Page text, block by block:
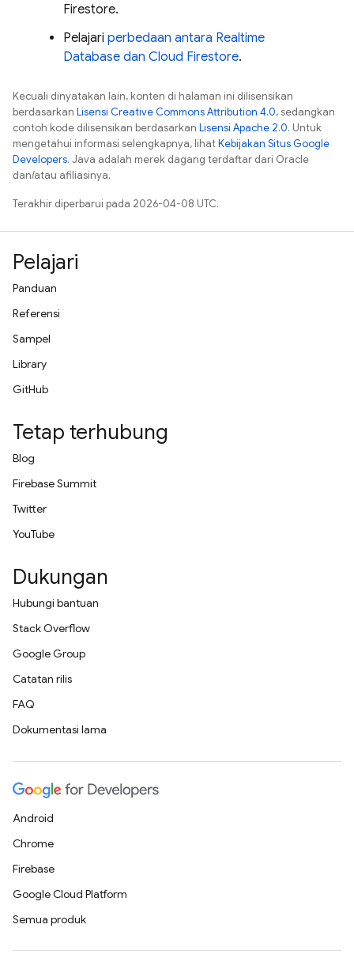
Firestore.
Pelajari perbedaan antara Realtime
Database dan Cloud Firestore.
Kecuali dinyatakan lain, konten di halaman ini dilisensikan
berdasarkan Lisensi Creative Commons Attribution 4.0, sedangkan
contoh kode dilisensikan berdasarkan Lisensi Apache 2.0. Untuk
mengetahui informasi selengkapnya, lihatKebijakan Situs Google
Developers. Java adalah merek dagang terdaftar dari Oracle
dan/atau afiliasinya.
Terakhir diperbarui pada 2026-04-08 UTC.
Pelajari
Panduan
Referensi
Sampel
Library
GitHub
Tetap terhubung
Blog
Firebase Summit
Twitter
YouTube
Dukungan
Hubungi bantuan
Stack Overflow
Google Group
Catatan rilis
FAQ
Dokumentasi lama
Android
Chrome
Firebase
Google Cloud Platform
Semua produk